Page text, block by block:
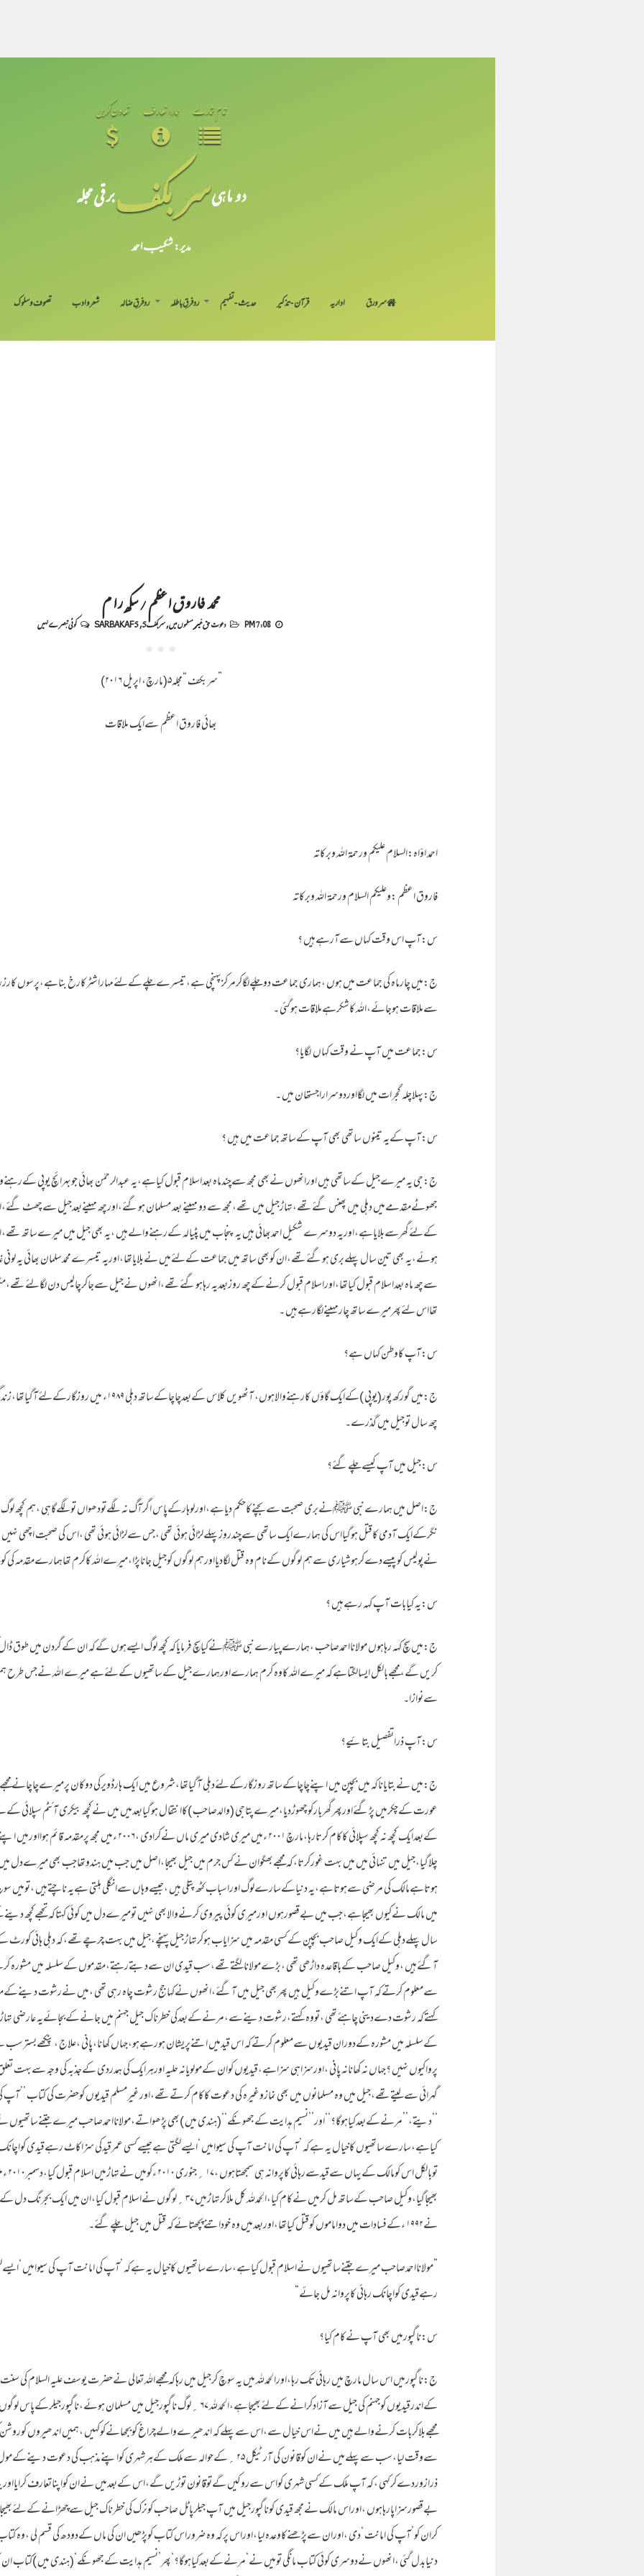
تمام شمارے ہمارا تعارف تعاون کریں
دو ماہیسر بکفبرقی مجلہ
مدیر: شکیبـ احمد
سر ورق اداریہ قرآن-تذکیر حدیث-تفہیم رد فرقِ باطلہ رد فرقِ ضالہ شعر و ادب تصوف و سلوک
محمد فاروق اعظم / سکھ رام
7:08 PM دعوت حق غیر مسلموں میں,سربکف5 ,
SARBAKAF 5 کوئی تبصرے نہیں
”سربکف “مجلہ۵(مارچ، اپریل ۲۰۱۶)
بھائی فاروق اعظم سےایک ملاقات
احمد اوّاہ:السلام علیکم ورحمۃ اللہ وبرکاتہ
فاروق اعظم :وعلیکم السلام ورحمۃ اللہ وبرکاتہ
س:آپ اس وقت کہاں سےآرہےہیں ؟
ج:میں چارماہ کی جماعت میں ہوں ،ہماری جماعت دوچلےلگاکرمرکزپہنچی ہے،تیسرےچلےکےلئےمہاراشٹرکارخ بناہے،پرسوں
سےملاقات ہوجائے،اللہ کاشکرہےملاقات ہوگئی ۔
س:جماعت میں آپ نے وقت کہاں لگایا؟
ج:پہلاچلہ گجرات میں لگااوردوسراراجستھان میں ۔
س:آپ کےیہ تینوں ساتھی بھی آپ کےساتھ جماعت میں ہیں ؟
ج:جی یہ میرےجیل کےساتھی ہیں اورانھوں نےبھی مجھ سےچندماہ بعداسلام قبول کیاہے،یہ عبدالرحمٰن بھائی جوبہرائچ یوپی
جھوٹےمقدمےمیں دہلی میں پھنس گئےتھے،تہاڑجیل میں تھے،مجھ سے دو مہینے بعد مسلمان ہوگئے،اورچھ مہینےبعدجیل سےچھٹ
کےلئےگھرسےبلایاہے،اوریہ دوسرے شکیل احمدبھائی ہیں یہ پنجاب میں پٹیالہ کےرہنےوالےہیں ،یہ بھی جیل میں میرےساتھ
ہوئے،یہ بھی تین سال پہلےبری ہوگئےتھے،ان کوبھی ساتھ میں جماعت کےلئےمیں نےبلایاتھا،اوریہ تیسرےمحمدسلمان بھائی یہ
سےچھ ماہ بعداسلام قبول کیاتھا،اوراسلام قبول کرنےکےچھ روزبعدیہ رہاہوگئےتھے،انھوں نےجیل سےجاکرچالیس دن
تھااس لئےپھرمیرےساتھ چارمہینےلگارہےہیں ۔
س:آپ کاوطن کہاں ہے؟
ج:میں گورکھ پور(یوپی )کےایک گاؤں کارہنےوالاہوں، آٹھویں کلاس
چھ سال توجیل میں گذرے۔
س:جیل میں آپ کیسےچلےگئے؟
ج:اصل میں ہمارےنبی ﷺنےبری صحبت سےبچنےکاحکم دیاہے،اورلوہارکےپاس اگرآگ نہ لگےتودھواں تولگےگاہی ،ہم کچھ لوگ
نگرکےایک آدمی کاقتل ہوگیااس کی ہمارےایک ساتھی سےچندروزپہلےلڑائی ہوئی تھی ،جس سےلڑائی ہوئی تھی ،اس کی صحبت اچھی
نےپولیس کوپیسےدےکرہوشیاری سےہم لوگوں کےنام وہ قتل لگادیااورہم لوگوں کوجیل جاناپڑا،میرےاللہ کاکرم تھاہمارےمقدمہ کی
س:یہ کیابات آپ کہہ رہےہیں ؟
ج:میں سچ کہہ رہاہوں مولانااحمدصاحب ،ہمارےپیارےنبی ﷺنےکیاسچ فرمایاکہ کچھ لوگ ایسےہوں گےکہ ان کےگردن میں طوق ڈال
کریں گے،مجھےبالکل ایسالگتاہےکہ میرےاللہ کاوہ کرم ہمارےاورہمارےجیل کےساتھیوں کےلئےہے میرے اللہ نےجس طرح
سےنوازا۔
س:آپ ذراتفصیل بتائیے؟
ج:میں نےبتایاناکہ میں بچپن میں اپنےچاچاکےساتھ روزگارکےلئےدہلی آگیاتھا،شروع میں ایک ہارڈویرکی دوکان
عورت کےچکرمیں پڑگئےاورپھرگھربارکوچھوڑدیا،میرےپتاجی (والدصاحب )کاانتقال ہوگیابعدمیں میں نےکچھ بیکری آئٹم سپلائی
کےبعدایک کچھ نہ کچھ سپلائی کاکام کرتارہا،مارچ ۲۰۰۱ ءمیں میری شادی میری ماں
چلاگیا،جیل میں تنہائی میں میں بہت غورکرتا،کہ مجھےبھگوان نےکس جرم میں جیل بھیجا،اصل میں جب میں ہندوتھاجب بھی میرےدل میں
ہوتاہےمالک کی مرضی سےہوتاہے،یہ دنیاکےسارےلوگ اوراسباب کٹھ پتلی ہیں ،جیسےوہاں سےانگلی ہلتی ہےیہ ناچتےہیں ،تومیں
میں مالک نےکیوں بھیجاہے،جب میں بےقصورہوں اورمیری کوئی پیروی کرنےوالابھی نہیں تومیرےدل میں کوئی کہتاکہ
سال پہلےدہلی کےایک وکیل صاحب بچپن کےکسی مقدمہ میں سزایاب ہوکرتہاڑجیل پہنچے،جیل میں بہت چرچےتھے،کہ دہلی ہائی
آگئےہیں ،وکیل صاحب کےباقاعدہ داڑھی تھی ،بڑےمولانالگتےتھے،سب قیدی ان سےدبتےرہتے،مقدموں کےسلسلہ میں مشورہ
سےمعلوم کرتےکہ آپ اتنےبڑےوکیل ہیں پھربھی جیل میں آگئے،انھوں نےکہاجج رشوت چاہ رہی تھی ،میں نےرشوت
کہتےکہ رشوت دےدینی چاہئےتھی ،تووہ کہتے،رشوت دینےسے،مرنےکےبعدکی خطرناک جیل جہنم میں جانےکےبجائےیہ عارضی
کےسلسلہ میں مشورہ کےدوران قیدیوں سےمعلوم کرتےکہ اس قیدمیں اتنےپریشان ہورہےہو،جہاں کھانا،پانی ،علاج
پرواکیوں نہیں ؟جہاں نہ کھانانہ پانی ،اورسزاہی سزاہے،قیدیوں کوان کےمولویانہ حلیہ اورہرایک کی ہمدردی کےجذبہ کی وجہ سےبہت
گہرائی سےلیتےتھے،جیل میں وہ مسلمانوں میں بھی نمازوغیرہ کی دعوت کاکام کرتےتھے،اورغیرمسلم قیدیوں کوحضرت کی کتاب ’’آپ
‘‘دیتے،’’مرنےکےبعدکیاہوگا؟‘‘اور’’نسیم ہدایت کےجھونکے‘‘(ہندی میں )بھی پڑھواتے،مولانااحمدصاحب میرےجتنےساتھیوں
کیاہے،سارےساتھیوں کاخیال یہ ہےکہ ’آپ کی امانت آپ کی سیوامیں ‘ایسےلگتی ہےجیسےکسی عمرقیدکی سزاکاٹ رہےقیدی کواچانک
بھیجاگیا،وکیل صاحب کےساتھ مل کرمیں نےکام کیا،الحمدللہ کل ملاکرتہاڑمیں ۳۷ ؍لوگوں نےاسلام
نے۱۹۹۲ ءکےفسادات میں دواماموں کوقتل کیاتھا،اوربعدمیں وہ خوداتنےپچھتائےکہ قتل میں جیل چلےگئے۔
”مولانااحمدصاحب میرےجتنےساتھیوں نےاسلام قبول کیاہے،سارےساتھیوں کاخیال یہ ہےکہ ’آپ کی امانت آپ کی سیوامیں
رہےقیدی کواچانک رہائی کاپروانہ مل جائے“
س:ناگپورمیں بھی آپ نےکام کیا؟
ج:ناگپورمیں اس سال مارچ میں رہائی تک رہا،اورالحمدللہ میں یہ سوچ کرجیل میں رہاکہ مجھےاللہ تعالی نےحضر ت یوسف علیہ السلام
کےاندرقیدیوں کوجہنم کی جیل سےآزادکرانےکےلئےبھیجاہے،الحمدللہ ۶۷ ؍لوگ ناگپورجیل میں مسلمان
مجھےبلاکربات کرنےوالےہیں میں نےاس خیال سے،اس سےپہلےکہ اندھیرےوالےچراغ کوبجھانےکوکہیں ،ہمیں اندھیروں کوروشن
سےوقت لیا،سب سےپہلےمیں نےان کوقانون کی آرٹیکل ۲۵ ؍کےحوالہ سےملک کےہرشہری کواپنےمذہب کی
ذرازوردےکرکہی ،کہ آپ ملک کےکسی شہری کواس سےروکیں گےتوقانون توڑیں گے،اس کےبعدمیں نےان کواپناتعارف
بےقصورسزاپارہاہوں ،اوراس مالک نےمجھ قیدی کوناگپورجیل میں آپ جیلرپاٹل صاحب کونرک کی خطرناک جیل
کران کو’آپ کی امانت ‘دی ،اوران سےپڑھنےکاوعدہ لیا،اوراس پرکہ وہ ضروراس کتاب کوپڑھیں ان کی ماں کےدودھ کی قسم لی ،وہ
دنیابدل گئی ،انھوں نےدوسری کوئی کتاب مانگی تومیں نے‘مرنےکےبعدکیاہوگا؟‘پھر’نسیم ہدایت کےجھونکے‘(ہندی میں )کتاب